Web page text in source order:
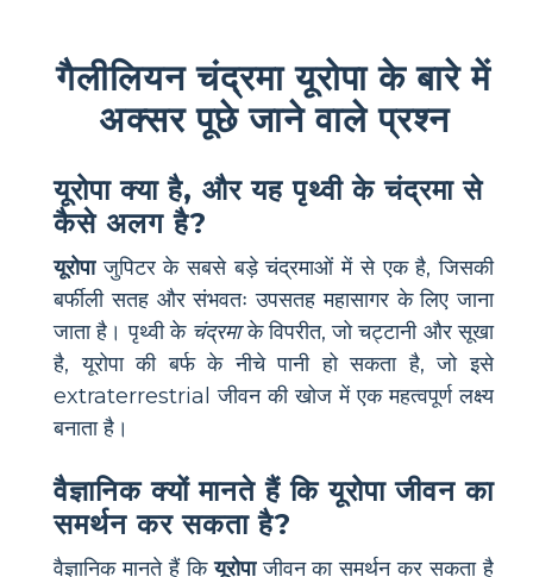
गैलीलियन चंद्रमा यूरोपा के बारे में
अक्सर पूछे जाने वाले प्रश्न
यूरोपा क्या है, और यह पृथ्वी के चंद्रमा से
कैसे अलग है?
यूरोपाजुपिटर के सबसे बड़े चंद्रमाओं में से एक है, जिसकी
बर्फीली सतह और संभवतः उपसतह महासागर के लिए जाना
जाता है। पृथ्वी के चंद्रमाके विपरीत, जो चट्टानी और सूखा
है, यूरोपा की बर्फ के नीचे पानी हो सकता है, जो इसे
extraterrestrial जीवन की खोज में एक महत्वपूर्ण लक्ष्य
बनाता है।
वैज्ञानिक क्यों मानते हैं कि यूरोपा जीवन का
समर्थन कर सकता है?
वैज्ञानिक मानते हैं कियूरोपाजीवन का समर्थन कर सकता है